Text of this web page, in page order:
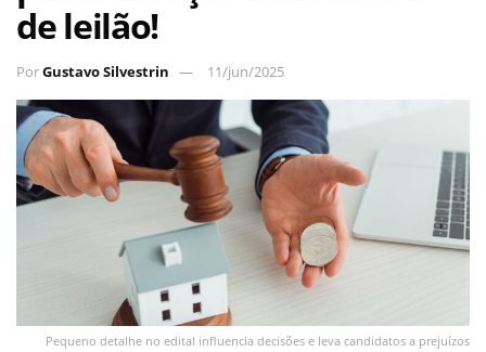
de leilão!
PorGustavo Silvestrin 11/jun/2025
Pequeno detalhe no edital influencia decisões e leva candidatos a prejuízos